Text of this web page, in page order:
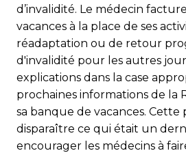
d’invalidité. Le médecin
vacances à la place de ses
réadaptation ou de retour
d'invalidité pour les autres
explications dans la case
prochaines informations de la
sa banque de vacances. Cette
disparaître ce qui était un
encourager les médecins à